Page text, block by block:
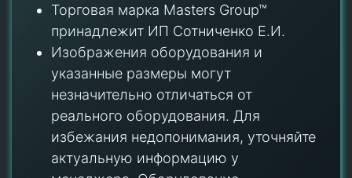
Торговая марка Masters Group™
принадлежит ИП Сотниченко Е.И.
Изображения оборудования и
указанные размеры могут
незначительно отличаться от
реального оборудования. Для
избежания недопонимания, уточняйте
актуальную информацию у